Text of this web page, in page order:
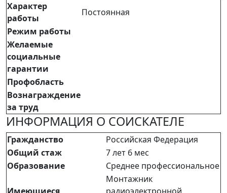
Характер
работы
Постоянная
Режим работы
Желаемые
социальные
гарантии
Профобласть
Вознаграждение
за труд
ИНФОРМАЦИЯ О СОИСКАТЕЛЕ
Гражданство
Российская Федерация
Общий стаж
7 лет 6 мес
Образование
Среднее профессиональное
Монтажник